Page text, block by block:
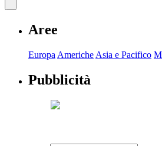
Aree
Europa Americhe Asia e Pacifico
Pubblicità